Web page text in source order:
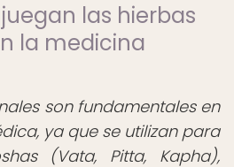
las hierbas
la medicina
son fundamentales en
ya que se utilizan para
(Vata, Pitta, Kapha),